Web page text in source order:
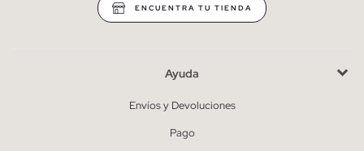
ENCUENTRA TU TIENDA
Ayuda
Envíos y Devoluciones
Pago